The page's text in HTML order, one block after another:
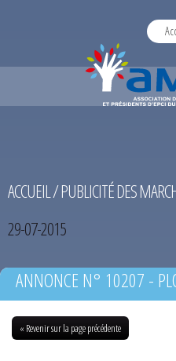
ACCUEIL/PUBLICITÉ DES
29-07-2015
ANNONCE N° 10207 -
« Revenir sur la page précédente